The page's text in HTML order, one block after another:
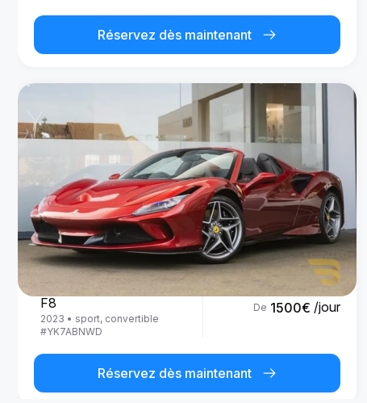
Réservez dès maintenant
Ferrari
F8
2023 • sport, convertible
#YK7ABNWD
De 1500€ /jour
Réservez dès maintenant